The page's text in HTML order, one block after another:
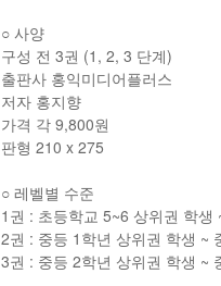
○ 사양
구성 전 3권 (1, 2, 3 단계)
출판사 홍익미디어플러스
저자 홍지향
가격 각 9,800원
판형 210 x 275
○ 레벨별 수준
1권 : 초등학교 5~6 상위권 학생
2권 : 중등 1학년 상위권 학생 ~
3권 : 중등 2학년 상위권 학생 ~